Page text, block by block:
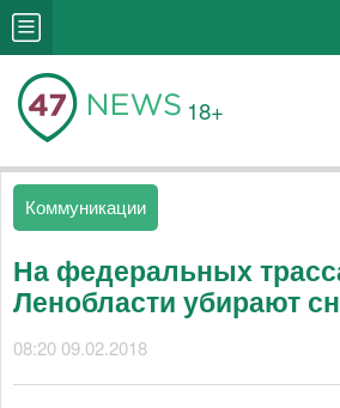
18+
Коммуникации
На федеральных
Ленобласти убирают
08:20 09.02.2018